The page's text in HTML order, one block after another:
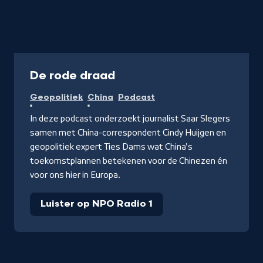
De rode draad
Geopolitiek China Podcast
In deze podcast onderzoekt journalist Saar Slegers
samen met China-correspondent Cindy Huijgen en
geopolitiek expert Ties Dams wat China's
toekomstplannen betekenen voor de Chinezen én
voor ons hier in Europa.
Luister op NPO Radio 1